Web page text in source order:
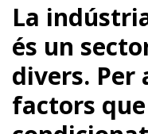
La
és un
divers. Per
factors